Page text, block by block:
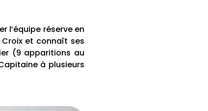
l’équipe réserve en
et connaît ses
(9 apparitions au
à plusieurs